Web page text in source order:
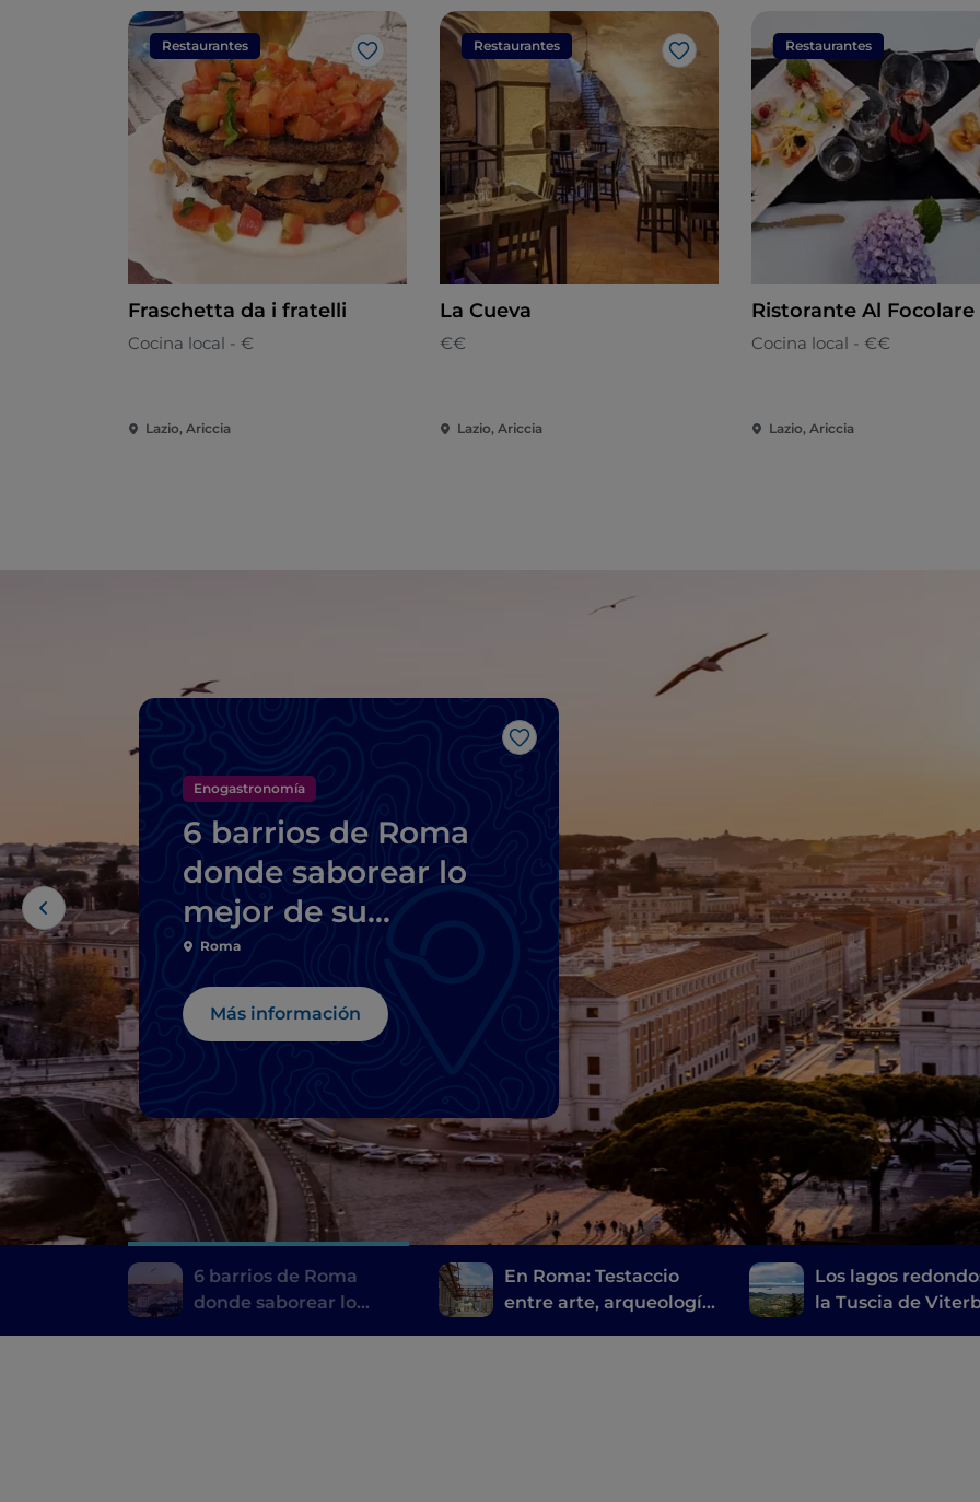
Restaurantes
Me gusta
Fraschetta da i fratelli
Cocina local - €
Lazio, Ariccia
Restaurantes
Me gusta
La Cueva
€€
Lazio, Ariccia
Restaurantes
Ristorante Al Focolare
Cocina local - €€
Lazio, Ariccia
Me gusta
Enogastronomía
6 barrios de Roma
donde saborear lo
mejor de su
gastronomía típica
Roma
Más información
6 barrios de Roma
donde saborear lo
En Roma: Testaccio
entre arte, arqueología
Los lagos
la Tuscia de